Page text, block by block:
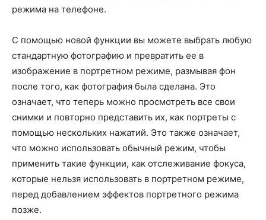
режима на телефоне.
С помощью новой функции вы можете выбрать любую
стандартную фотографию и превратить ее в
изображение в портретном режиме, размывая фон
после того, как фотография была сделана. Это
означает, что теперь можно просмотреть все свои
снимки и повторно представить их, как портреты с
помощью нескольких нажатий. Это также означает,
что можно использовать обычный режим, чтобы
применить такие функции, как отслеживание фокуса,
которые нельзя использовать в портретном режиме,
перед добавлением эффектов портретного режима
позже.